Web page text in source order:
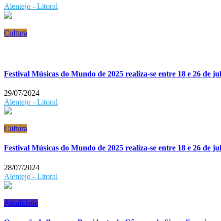
Alentejo - Litoral
Cultura
Festival Músicas do Mundo de 2025 realiza-se entre 18 e 26 de
29/07/2024
Alentejo - Litoral
Cultura
Festival Músicas do Mundo de 2025 realiza-se entre 18 e 26 de
28/07/2024
Alentejo - Litoral
Atualidade